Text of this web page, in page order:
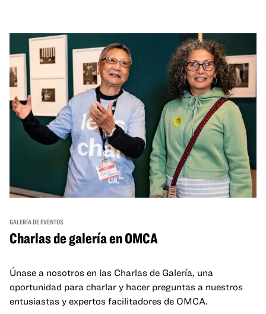
GALERÍA DE EVENTOS
Charlas de galería en OMCA
Únase a nosotros en las Charlas de Galería, una
oportunidad para charlar y hacer preguntas a nuestros
entusiastas y expertos facilitadores de OMCA.